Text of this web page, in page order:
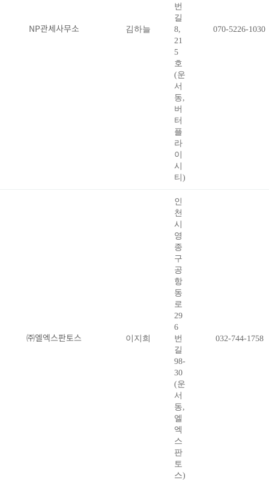
NP관세사무소 김하늘
번
길
8,
21
5
호
(운
서
동,
버
터
플
라
이
시
티)
070-5226-1030
㈜엘엑스판토스 이지희
인
천
시
영
종
구
공
항
동
로
29
6
번
길
98-
30
(운
서
동,
엘
엑
스
판
토
스)
032-744-1758